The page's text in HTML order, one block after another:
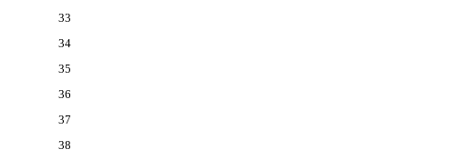
33
34
35
36
37
38